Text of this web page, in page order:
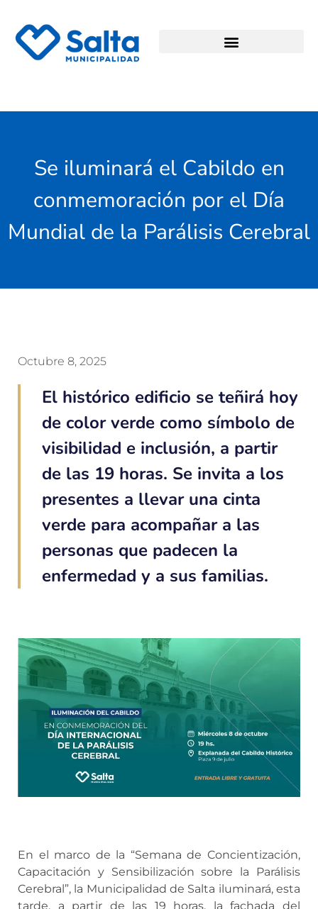
Se iluminará el Cabildo en
conmemoración por el Día
Mundial de la Parálisis Cerebral
Octubre 8, 2025
El histórico edificio se teñirá hoy
de color verde como símbolo de
visibilidad e inclusión, a partir
de las 19 horas. Se invita a los
presentes a llevar una cinta
verde para acompañar a las
personas que padecen la
enfermedad y a sus familias.
En el marco de la “Semana de Concientización,
Capacitación y Sensibilización sobre la Parálisis
Cerebral”, la Municipalidad de Salta iluminará, esta
tarde, a partir de las 19 horas, la fachada del